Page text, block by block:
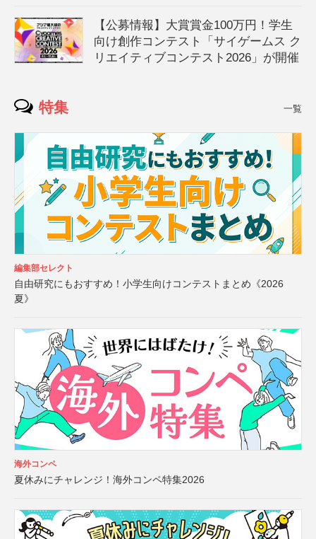
【公募情報】大賞賞金100万円！学生
向け創作コンテスト「サイゲームス ク
リエイティブコンテスト2026」が開催
特集 一覧
編集部セレクト
自由研究にもおすすめ！小学生向けコンテストまとめ《2026
夏》
海外コンペ
夏休みにチャレンジ！海外コンペ特集2026